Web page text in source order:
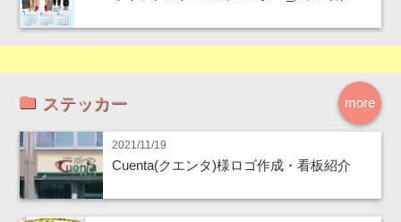
more
ステッカー
2021/11/19
Cuenta(クエンタ)様ロゴ作成・看板紹介